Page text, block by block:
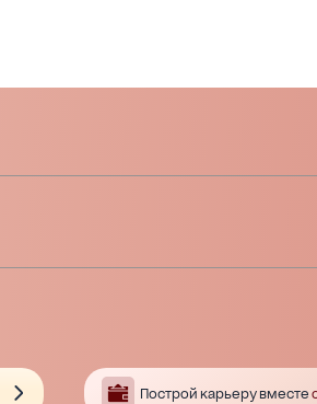
Построй карьеру вместе